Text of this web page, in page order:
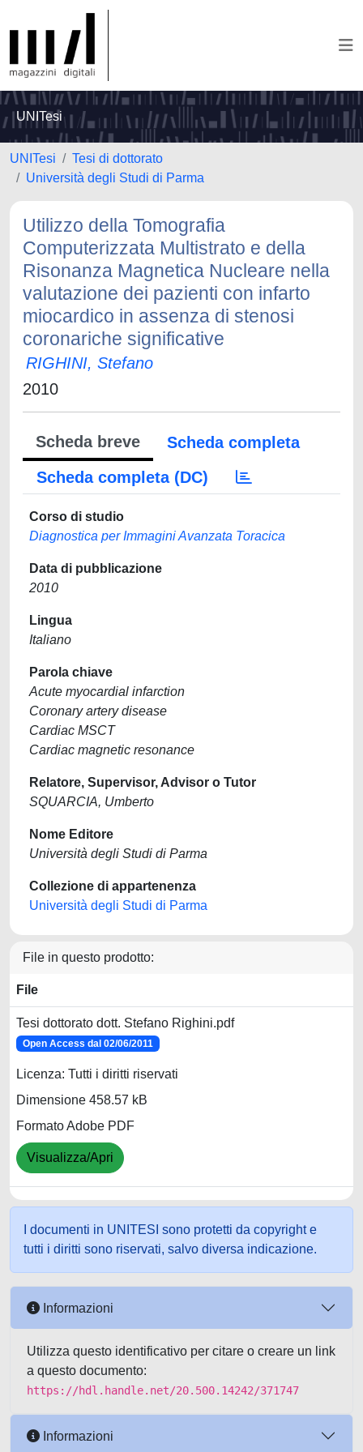
UNITesi
UNITesi
Tesi di dottorato
Università degli Studi di Parma
Utilizzo della Tomografia
Computerizzata Multistrato e della
Risonanza Magnetica Nucleare nella
valutazione dei pazienti con infarto
miocardico in assenza di stenosi
coronariche significative
RIGHINI, Stefano
2010
Scheda breve
Scheda completa
Scheda completa (DC)
Corso di studio
Diagnostica per Immagini Avanzata Toracica
Data di pubblicazione
2010
Lingua
Italiano
Parola chiave
Acute myocardial infarction
Coronary artery disease
Cardiac MSCT
Cardiac magnetic resonance
Relatore, Supervisor, Advisor o Tutor
SQUARCIA, Umberto
Nome Editore
Università degli Studi di Parma
Collezione di appartenenza
Università degli Studi di Parma
File in questo prodotto:
File
Tesi dottorato dott. Stefano Righini.pdf
Open Access dal 02/06/2011
Licenza: Tutti i diritti riservati
Dimensione 458.57 kB
Formato Adobe PDF
Visualizza/Apri
I documenti in UNITESI sono protetti da copyright e
tutti i diritti sono riservati, salvo diversa indicazione.
Informazioni
Utilizza questo identificativo per citare o creare un link
a questo documento:
https://hdl.handle.net/20.500.14242/371747
Informazioni